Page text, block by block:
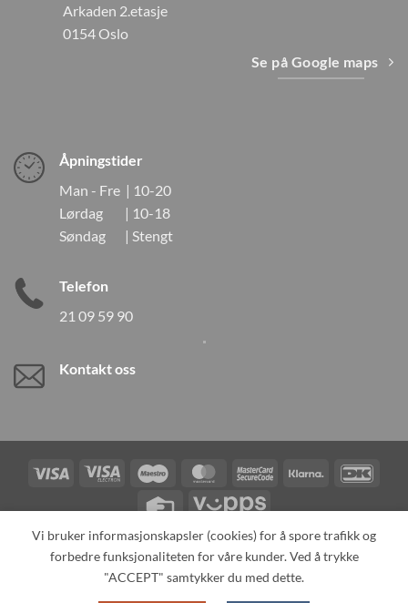
Arkaden 2.etasje
0154 Oslo
Se på Google maps
Åpningstider
Man - Fre | 10-20
Lørdag | 10-18
Søndag | Stengt
Telefon
21 09 59 90
Kontakt oss
Visa
Visa
Maestro MasterCardMasterCardKlarna
Credit
Vipps
TILBAKEKALLINGER KONTAKT OSS
OM OSS
SPESIALBESTILLING
MIN KONTO ALL PRODUCTS
Vi bruker informasjonskapsler (cookies) for å spore trafikk og
forbedre funksjonaliteten for våre kunder. Ved å trykke
"ACCEPT" samtykker du med dette.